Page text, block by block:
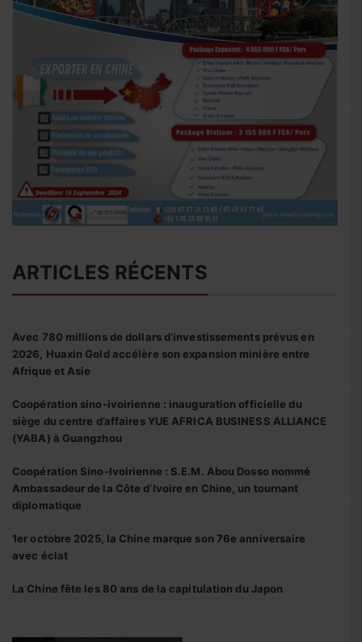
ARTICLES RÉCENTS
Avec 780 millions de dollars d’investissements prévus en
2026, Huaxin Gold accélère son expansion minière entre
Afrique et Asie
Coopération sino-ivoirienne : inauguration officielle du
siège du centre d’affaires YUE AFRICA BUSINESS ALLIANCE
(YABA) à Guangzhou
Coopération Sino-Ivoirienne : S.E.M. Abou Dosso nommé
Ambassadeur de la Côte d’Ivoire en Chine, un tournant
diplomatique
1er octobre 2025, la Chine marque son 76e anniversaire
avec éclat
La Chine fête les 80 ans de la capitulation du Japon